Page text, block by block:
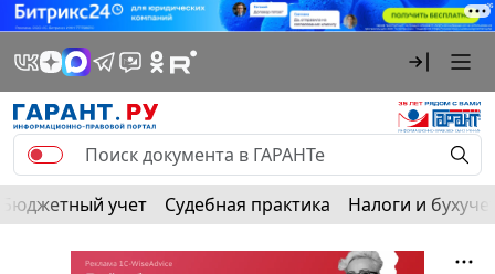
Бюджетный учет Судебная практика Налоги и